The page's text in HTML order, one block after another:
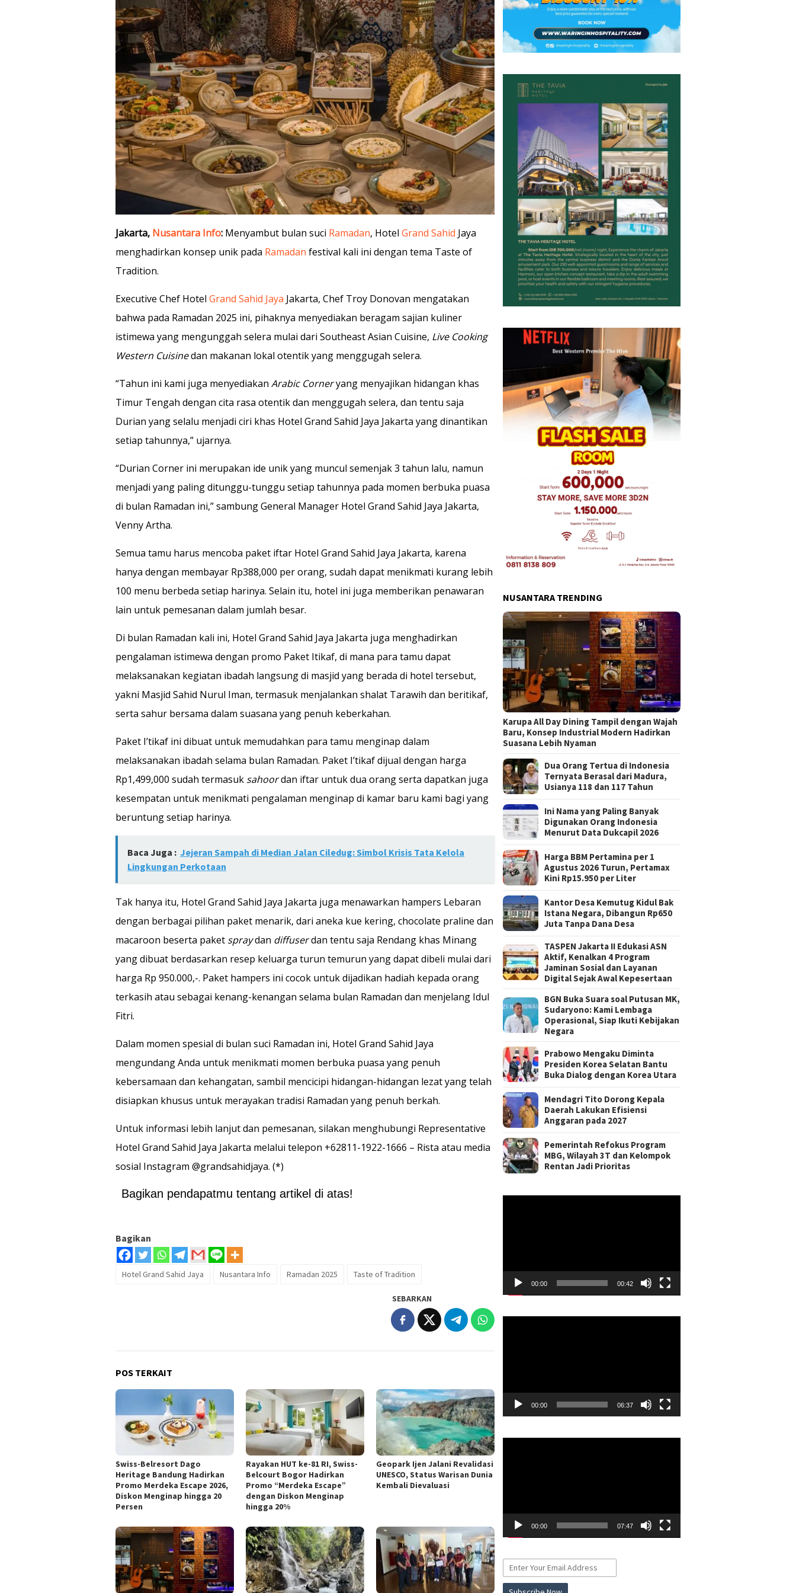
Jakarta, Nusantara Info: Menyambut bulan suci Ramadan, Hotel Grand Sahid Jaya
menghadirkan konsep unik pada Ramadan festival kali ini dengan tema Taste of
Tradition.
Executive Chef Hotel Grand Sahid Jaya Jakarta, Chef Troy Donovan mengatakan
bahwa pada Ramadan 2025 ini, pihaknya menyediakan beragam sajian kuliner
istimewa yang mengunggah selera mulai dari Southeast Asian Cuisine, Live Cooking
Western Cuisinedan makanan lokal otentik yang menggugah selera.
“Tahun ini kami juga menyediakan Arabic Corneryang menyajikan hidangan khas
Timur Tengah dengan cita rasa otentik dan menggugah selera, dan tentu saja
Durian yang selalu menjadi ciri khas Hotel Grand Sahid Jaya Jakarta yang dinantikan
setiap tahunnya,” ujarnya.
“Durian Corner ini merupakan ide unik yang muncul semenjak 3 tahun lalu, namun
menjadi yang paling ditunggu-tunggu setiap tahunnya pada momen berbuka puasa
di bulan Ramadan ini,” sambung General Manager Hotel Grand Sahid Jaya Jakarta,
Venny Artha.
Semua tamu harus mencoba paket iftar Hotel Grand Sahid Jaya Jakarta, karena
hanya dengan membayar Rp388,000 per orang, sudah dapat menikmati kurang lebih
100 menu berbeda setiap harinya. Selain itu, hotel ini juga memberikan penawaran
lain untuk pemesanan dalam jumlah besar.
Di bulan Ramadan kali ini, Hotel Grand Sahid Jaya Jakarta juga menghadirkan
pengalaman istimewa dengan promo Paket Itikaf, di mana para tamu dapat
melaksanakan kegiatan ibadah langsung di masjid yang berada di hotel tersebut,
yakni Masjid Sahid Nurul Iman, termasuk menjalankan shalat Tarawih dan beritikaf,
serta sahur bersama dalam suasana yang penuh keberkahan.
Paket I’tikaf ini dibuat untuk memudahkan para tamu menginap dalam
melaksanakan ibadah selama bulan Ramadan. Paket I’tikaf dijual dengan harga
Rp1,499,000 sudah termasuk sahoordan iftar untuk dua orang serta dapatkan juga
kesempatan untuk menikmati pengalaman menginap di kamar baru kami bagi yang
beruntung setiap harinya.
Baca Juga : Jejeran Sampah di Median Jalan Ciledug: Simbol Krisis Tata Kelola
Lingkungan Perkotaan
Tak hanya itu, Hotel Grand Sahid Jaya Jakarta juga menawarkan hampers Lebaran
dengan berbagai pilihan paket menarik, dari aneka kue kering, chocolate praline dan
macaroon beserta paket spraydan diffuserdan tentu saja Rendang khas Minang
yang dibuat berdasarkan resep keluarga turun temurun yang dapat dibeli mulai dari
harga Rp 950.000,-. Paket hampers ini cocok untuk dijadikan hadiah kepada orang
terkasih atau sebagai kenang-kenangan selama bulan Ramadan dan menjelang Idul
Fitri.
Dalam momen spesial di bulan suci Ramadan ini, Hotel Grand Sahid Jaya
mengundang Anda untuk menikmati momen berbuka puasa yang penuh
kebersamaan dan kehangatan, sambil mencicipi hidangan-hidangan lezat yang telah
disiapkan khusus untuk merayakan tradisi Ramadan yang penuh berkah.
Untuk informasi lebih lanjut dan pemesanan, silakan menghubungi Representative
Hotel Grand Sahid Jaya Jakarta melalui telepon +62811-1922-1666 – Rista atau media
sosial Instagram @grandsahidjaya. (*)
Bagikan pendapatmu tentang artikel di atas!
Bagikan
Hotel Grand Sahid Jaya Nusantara Info Ramadan 2025 Taste of Tradition
SEBARKAN
POS TERKAIT
Swiss-Belresort Dago
Heritage Bandung Hadirkan
Promo Merdeka Escape 2026,
Diskon Menginap hingga 20
Persen
Rayakan HUT ke-81 RI, Swiss-
Belcourt Bogor Hadirkan
Promo “Merdeka Escape”
dengan Diskon Menginap
hingga 20%
Geopark Ijen Jalani Revalidasi
UNESCO, Status Warisan Dunia
Kembali Dievaluasi
NUSANTARA TRENDING
Karupa All Day Dining Tampil dengan Wajah
Baru, Konsep Industrial Modern Hadirkan
Suasana Lebih Nyaman
Dua Orang Tertua di Indonesia
Ternyata Berasal dari Madura,
Usianya 118 dan 117 Tahun
Ini Nama yang Paling Banyak
Digunakan Orang Indonesia
Menurut Data Dukcapil 2026
Harga BBM Pertamina per 1
Agustus 2026 Turun, Pertamax
Kini Rp15.950 per Liter
Kantor Desa Kemutug Kidul Bak
Istana Negara, Dibangun Rp650
Juta Tanpa Dana Desa
TASPEN Jakarta II Edukasi ASN
Aktif, Kenalkan 4 Program
Jaminan Sosial dan Layanan
Digital Sejak Awal Kepesertaan
BGN Buka Suara soal Putusan MK,
Sudaryono: Kami Lembaga
Operasional, Siap Ikuti Kebijakan
Negara
Prabowo Mengaku Diminta
Presiden Korea Selatan Bantu
Buka Dialog dengan Korea Utara
Mendagri Tito Dorong Kepala
Daerah Lakukan Efisiensi
Anggaran pada 2027
Pemerintah Refokus Program
MBG, Wilayah 3T dan Kelompok
Rentan Jadi Prioritas
00:00 00:42
00:00 06:37
00:00 07:47